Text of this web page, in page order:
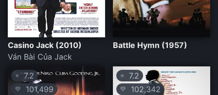
Casino Jack (2010)
Ván Bài Của Jack
Battle Hymn (1957)
⭐ 7.2
💛 101,499
⭐ 7.2
💛 102,342